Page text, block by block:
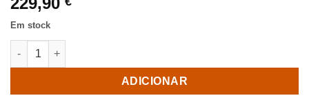
Em stock
Quantidade de Cadeira Rodas Mesa Verde Textura 56 X 56 X 85
ADICIONAR